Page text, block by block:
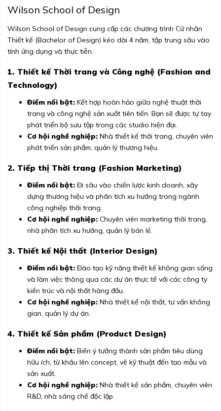
Wilson School of Design
Wilson School of Design cung cấp các chương trình Cử nhân
Thiết kế (Bachelor of Design) kéo dài 4 năm, tập trung sâu vào
tính ứng dụng và thực tiễn.
1. Thiết kế Thời trang và Công nghệ (Fashion and
Technology)
Điểm nổi bật: Kết hợp hoàn hảo giữa nghệ thuật thời
trang và công nghệ sản xuất tiên tiến. Bạn sẽ được tự tay
phát triển bộ sưu tập trong các studio hiện đại.
Cơ hội nghề nghiệp: Nhà thiết kế thời trang, chuyên viên
phát triển sản phẩm, quản lý thương hiệu.
2. Tiếp thị Thời trang (Fashion Marketing)
Điểm nổi bật: Đi sâu vào chiến lược kinh doanh, xây
dựng thương hiệu và phân tích xu hướng trong ngành
công nghiệp thời trang.
Cơ hội nghề nghiệp: Chuyên viên marketing thời trang,
nhà phân tích xu hướng, quản lý bán lẻ.
3. Thiết kế Nội thất (Interior Design)
Điểm nổi bật: Đào tạo kỹ năng thiết kế không gian sống
và làm việc thông qua các dự án thực tế với các công ty
kiến trúc và nội thất hàng đầu.
Cơ hội nghề nghiệp: Nhà thiết kế nội thất, tư vấn không
gian, quản lý dự án.
4. Thiết kế Sản phẩm (Product Design)
Điểm nổi bật: Biến ý tưởng thành sản phẩm tiêu dùng
hữu ích, từ khâu lên concept, vẽ kỹ thuật đến tạo mẫu và
sản xuất.
Cơ hội nghề nghiệp: Nhà thiết kế sản phẩm, chuyên viên
R&D, nhà sáng chế độc lập.